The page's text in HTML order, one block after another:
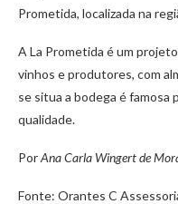
Prometida, localizada na
A La Prometida é um
vinhos e produtores, com
se situa a bodega é famosa
qualidade.
PorAna Carla Wingert de
Fonte: Orantes C